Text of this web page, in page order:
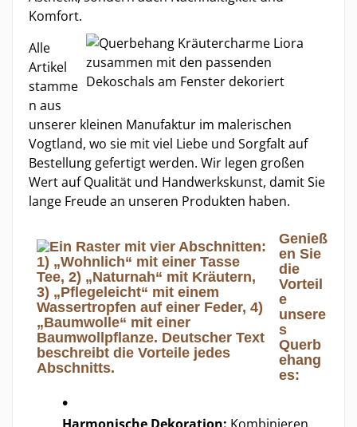
Komfort.
Alle
Artikel
stamme
n aus
unserer kleinen Manufaktur im malerischen
Vogtland, wo sie mit viel Liebe und Sorgfalt auf
Bestellung gefertigt werden. Wir legen großen
Wert auf Qualität und Handwerkskunst, damit Sie
lange Freude an unseren Produkten haben.
Genieß
en Sie
die
Vorteil
e
unsere
s
Querb
ehang
es: